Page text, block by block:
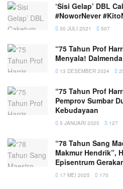
‘Sisi Gelap’ DBL
#NoworNever
30 JULI 2021 507
“75 Tahun Prof
Menyala!
13 DESEMBER 2024
“75 Tahun Prof
Pemprov Sumbar
Kebudayaan
5 JANUARI 2025 127
“78 Tahun Sang
Makmur Hendrik”,
Episentrum
17 MEI 2025 170